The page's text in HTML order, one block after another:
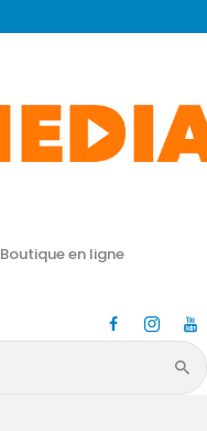
Boutique en ligne
!
ligne